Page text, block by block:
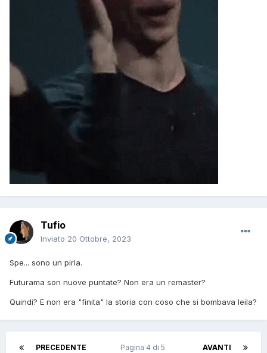
Tufio
Inviato 20 Ottobre, 2023
Spe... sono un pirla.
Futurama son nuove puntate? Non era un remaster?
Quindi? E non era "finita" la storia con coso che si bombava leila?
PRECEDENTE AVANTI
Pagina 4 di 5